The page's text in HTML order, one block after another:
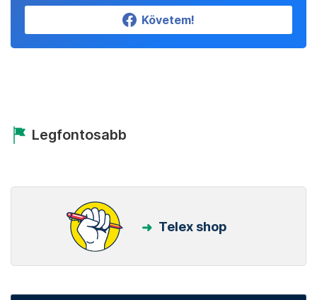
Követem!
Legfontosabb
Telex shop